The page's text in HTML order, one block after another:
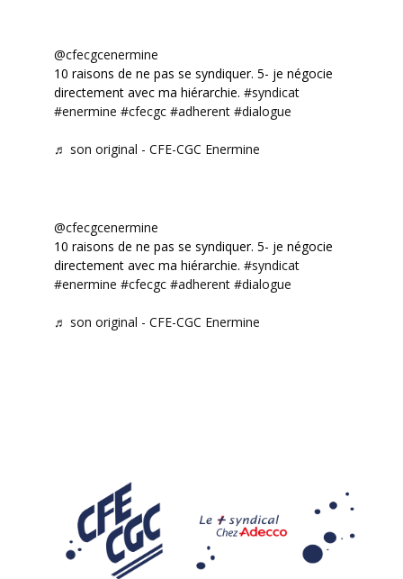
@cfecgcenermine
10 raisons de ne pas se syndiquer. 5- je négocie
directement avec ma hiérarchie. #syndicat
#enermine #cfecgc #adherent #dialogue
♬ son original - CFE-CGC Enermine
@cfecgcenermine
10 raisons de ne pas se syndiquer. 5- je négocie
directement avec ma hiérarchie. #syndicat
#enermine #cfecgc #adherent #dialogue
♬ son original - CFE-CGC Enermine